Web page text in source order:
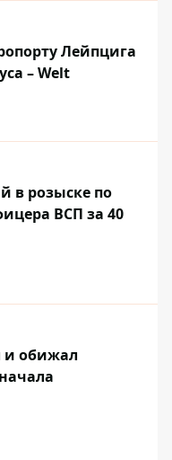
Лейпцига
– Welt
в розыске по
ВСП за 40
и обижал